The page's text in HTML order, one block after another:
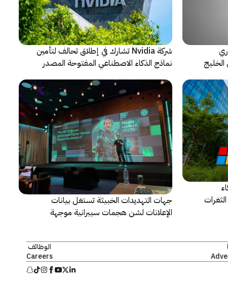
شركة Nvidia تشارك في إطلاق تحالف لتأمين
نماذج الذكاء الاصطناعي المفتوحة المصدر
جهات التهديدات الخبيثة تستغل بيانات
الإعلانات لشن هجمات سيبرانية موجهة
الوظائف
Careers